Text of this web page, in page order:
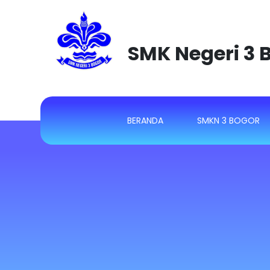
SMK Negeri 3
BERANDA(CURRENT)SMKN 3 BOGOR